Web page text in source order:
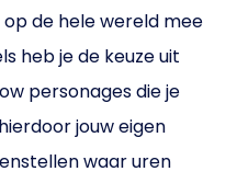
de hele wereld mee
heb je de keuze uit
personages die je
jouw eigen
waar uren